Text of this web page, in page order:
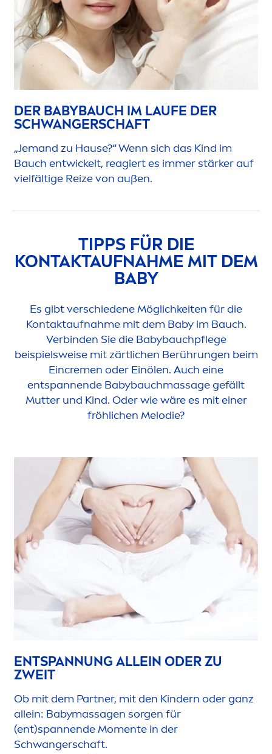
DER BABYBAUCH IM LAUFE DER
SCHWANGERSCHAFT
„Jemand zu Hause?“ Wenn sich das Kind im
Bauch entwickelt, reagiert es immer stärker auf
vielfältige Reize von außen.
TIPPS FÜR DIE
KONTAKTAUFNAHME MIT DEM
BABY
Es gibt verschiedene Möglichkeiten für die
Kontaktaufnahme mit dem Baby im Bauch.
Verbinden Sie die Babybauchpflege
beispielsweise mit zärtlichen Berührungen beim
Eincremen oder Einölen. Auch eine
entspannende Babybauchmassage gefällt
Mutter und Kind. Oder wie wäre es mit einer
fröhlichen Melodie?
ENTSPANNUNG ALLEIN ODER ZU
ZWEIT
Ob mit dem Partner, mit den Kindern oder ganz
allein: Babymassagen sorgen für
(ent)spannende Momente in der
Schwangerschaft.